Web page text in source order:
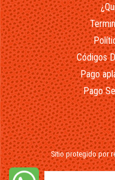
Códigos
Pago
Pago
Sitio protegido por